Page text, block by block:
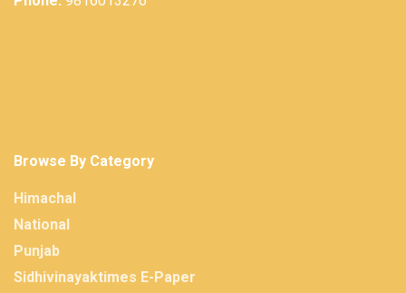
Browse By Category
Himachal
National
Punjab
Sidhivinayaktimes E-Paper